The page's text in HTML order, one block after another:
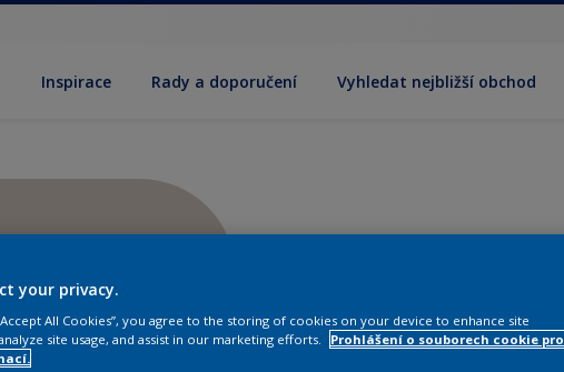
Inspirace Rady a doporučení Vyhledat nejbližší obchod
your privacy.
All Cookies”, you agree to the storing of cookies on your device to enhance site
site usage, and assist in our marketing efforts.
Prohlášení o souborech cookie pro